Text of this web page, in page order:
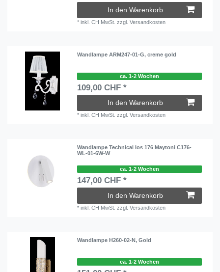
In den Warenkorb
*inkl. CH MwSt. zzgl.Versandkosten
Wandlampe ARM247-01-G, creme gold
ca. 1-2 Wochen
109,00 CHF *
In den Warenkorb
*inkl. CH MwSt. zzgl.Versandkosten
Wandlampe Technical Ios 176 Maytoni C176-
WL-01-6W-W
ca. 1-2 Wochen
147,00 CHF *
In den Warenkorb
*inkl. CH MwSt. zzgl.Versandkosten
Wandlampe H260-02-N, Gold
ca. 1-2 Wochen